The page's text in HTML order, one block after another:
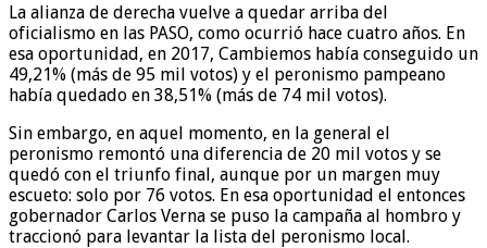
La alianza de derecha vuelve a quedar arriba del
oficialismo en las PASO, como ocurrió hace cuatro años. En
esa oportunidad, en 2017, Cambiemos había conseguido un
49,21% (más de 95 mil votos) y el peronismo pampeano
había quedado en 38,51% (más de 74 mil votos).
Sin embargo, en aquel momento, en la general el
peronismo remontó una diferencia de 20 mil votos y se
quedó con el triunfo final, aunque por un margen muy
escueto: solo por 76 votos. En esa oportunidad el entonces
gobernador Carlos Verna se puso la campaña al hombro y
traccionó para levantar la lista del peronismo local.